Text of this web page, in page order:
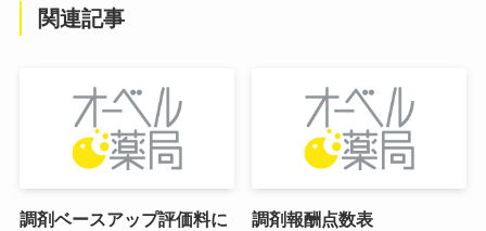
関連記事
調剤ベースアップ評価料に
調剤報酬点数表